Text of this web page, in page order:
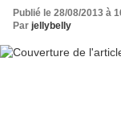
Publié le 28/08/2013 à
Par jellybelly